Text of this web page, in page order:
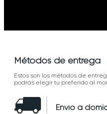
Métodos de entrega
Estos son los métodos de
podrás elegir tu preferido al
Envío a